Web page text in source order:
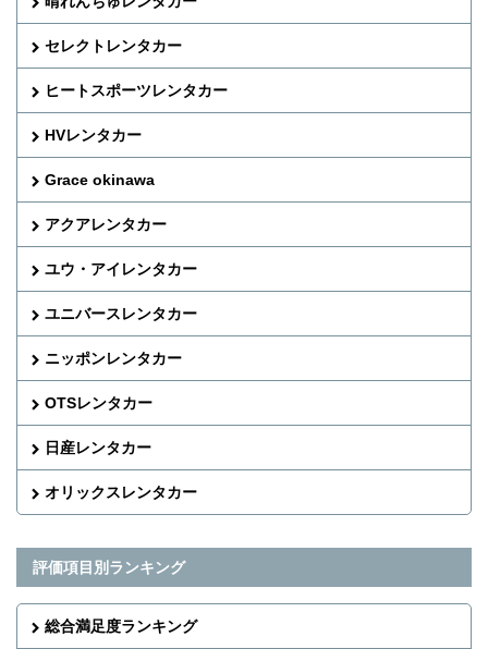
セレクトレンタカー
ヒートスポーツレンタカー
HVレンタカー
Grace okinawa
アクアレンタカー
ユウ・アイレンタカー
ユニバースレンタカー
ニッポンレンタカー
OTSレンタカー
日産レンタカー
オリックスレンタカー
評価項目別ランキング
総合満足度ランキング